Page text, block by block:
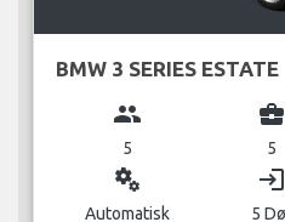
BMW 3 SERIES ESTATE
group
5
business_center
5
miscellaneous_services
Automatisk
login
5